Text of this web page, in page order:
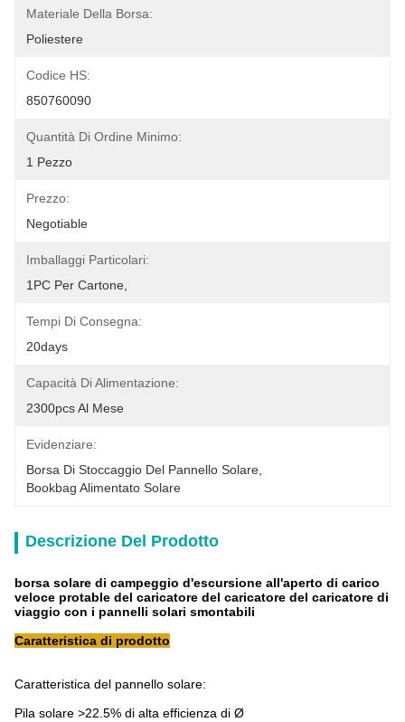
Materiale Della Borsa:
Poliestere
Codice HS:
850760090
Quantità Di Ordine Minimo:
1 Pezzo
Prezzo:
Negotiable
Imballaggi Particolari:
1PC Per Cartone,
Tempi Di Consegna:
20days
Capacità Di Alimentazione:
2300pcs Al Mese
Evidenziare:
Borsa Di Stoccaggio Del Pannello Solare
Bookbag Alimentato Solare
Descrizione Del Prodotto
borsa solare di campeggio d'escursione all'aperto di carico
veloce protable del caricatore del caricatore del caricatore di
viaggio con i pannelli solari smontabili
Caratteristica di prodotto
Caratteristica del pannello solare:
Pila solare >22.5% di alta efficienza di Ø